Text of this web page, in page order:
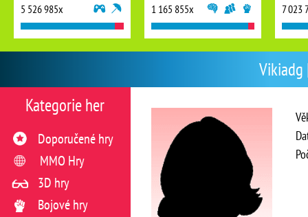
Vikiadg
Kategorie her
Doporučené hry
MMO Hry
3D hry
Bojové hry
5 526 985x 1 165 855x 7 023